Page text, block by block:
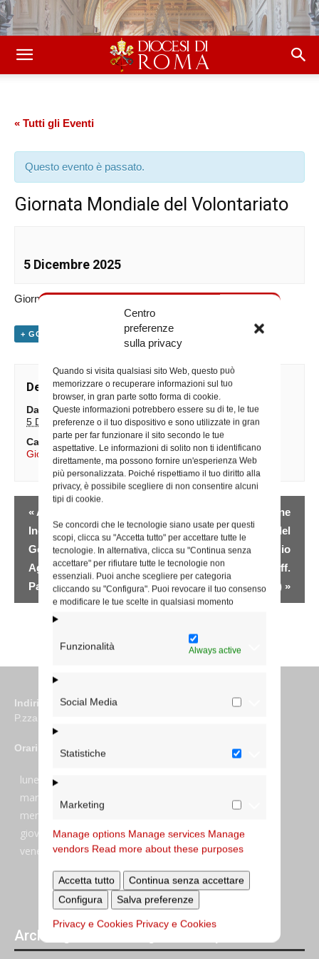
Centro
preferenze
sulla privacy
Quando si visita qualsiasi sito Web, questo può
memorizzare o recuperare informazioni sul tuo
browser, in gran parte sotto forma di cookie.
Queste informazioni potrebbero essere su di te, le tue
preferenze o il tuo dispositivo e sono utilizzate in gran
parte per far funzionare il sito secondo le tue
aspettative. Le informazioni di solito non ti identificano
direttamente, ma possono fornire un'esperienza Web
più personalizzata. Poiché rispettiamo il tuo diritto alla
privacy, è possibile scegliere di non consentire alcuni
tipi di cookie.
Se concordi che le tecnologie siano usate per questi
scopi, clicca su "Accetta tutto" per accettare tutte le
tecnologie. In alternativa, clicca su "Continua senza
accettare" per rifiutare tutte le tecnologie non
essenziali. Puoi anche scegliere per categoria
cliccando su "Configura". Puoi revocare il tuo consenso
e modificare le tue scelte in qualsiasi momento
Funzionalità Always active
Social Media
Statistiche
Marketing
Manage options Manage services Manage
vendors Read more about these purposes
Accetta tutto
Continua senza accettare
Configura
Salva preferenze
Privacy e Cookies Privacy e Cookies
« Tutti gli Eventi
Questo evento è passato.
Giornata Mondiale del Volontariato
5 Dicembre 2025
Giornata Mondiale del Volontariato
+ GOOGLE CALENDAR + ESPORTA IN ICAL
Dettagli
Data:
5 Dicembre 2025
Categoria Evento:
Giornate di sensibilizzazione
Evento
Navigazione
« Ascoltando i Maestri
Incontro su Artemisia
Gentileschi presso S.
Agostino (Uff. per la
Pastorale universitaria)
Celebrazione
anniversario del
ventennale del servizio
“Ferite invisibili” (Uff.
Caritas) »
Indirizzo
P.zza S. Giovanni in Laterano 6 00184 Roma
Orari
lunedi:
martedi:
mercoledi:
giovedi:
7:45–13:45
venerdi:
7:45–13:45
Archivi giornalieri degli articoli pubblicati